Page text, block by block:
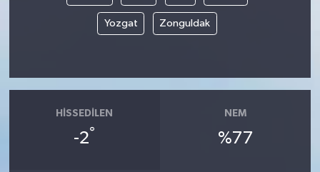
Yozgat Zonguldak
HISSEDILEN
-2°
NEM
%77